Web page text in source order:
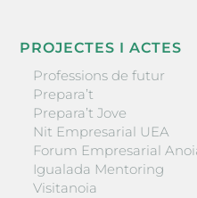
PROJECTES I ACTES
Professions de futur
Prepara’t
Prepara’t Jove
Nit Empresarial UEA
Forum Empresarial
Igualada Mentoring
Visitanoia